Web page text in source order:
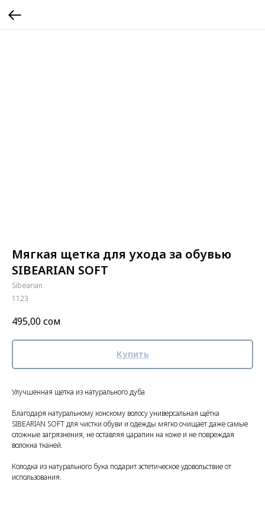
Мягкая щетка для ухода за обувью
SIBEARIAN SOFT
Sibearian
1123
495,00сом
Купить
Улучшенная щетка из натурального дуба
Благодаря натуральному конскому волосу универсальная щётка
SIBEARIAN SOFT для чистки обуви и одежды мягко очищает даже самые
сложные загрязнения, не оставляя царапин на коже и не повреждая
волокна тканей.
Колодка из натурального бука подарит эстетическое удовольствие от
использования.